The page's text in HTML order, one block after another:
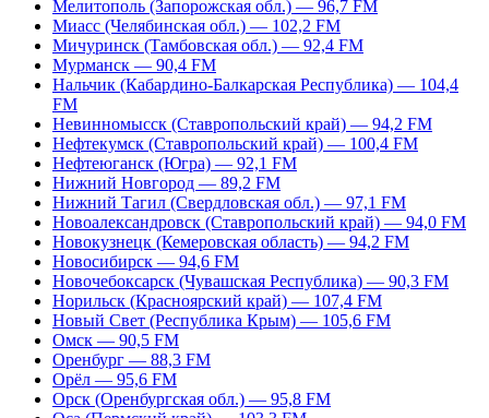
Мелитополь (Запорожская обл.) — 96,7 FM
Миасс (Челябинская обл.) — 102,2 FM
Мичуринск (Тамбовская обл.) — 92,4 FM
Мурманск — 90,4 FM
Нальчик (Кабардино-Балкарская Республика) — 104,4
FM
Невинномысск (Ставропольский край) — 94,2 FM
Нефтекумск (Ставропольский край) — 100,4 FM
Нефтеюганск (Югра) — 92,1 FM
Нижний Новгород — 89,2 FM
Нижний Тагил (Свердловская обл.) — 97,1 FM
Новоалександровск (Ставропольский край) — 94,0 FM
Новокузнецк (Кемеровская область) — 94,2 FM
Новосибирск — 94,6 FM
Новочебоксарск (Чувашская Республика) — 90,3 FM
Норильск (Красноярский край) — 107,4 FM
Новый Свет (Республика Крым) — 105,6 FM
Омск — 90,5 FM
Оренбург — 88,3 FM
Орёл — 95,6 FM
Орск (Оренбургская обл.) — 95,8 FM